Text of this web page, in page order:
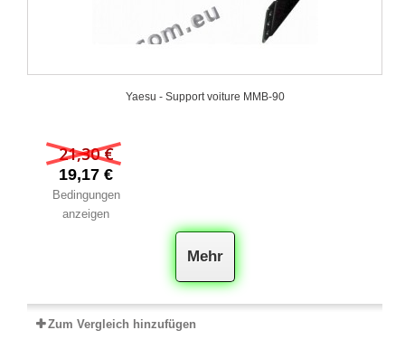
Yaesu - Support voiture MMB-90
21,30 €
19,17 €
Bedingungen
anzeigen
Mehr
Zum Vergleich hinzufügen